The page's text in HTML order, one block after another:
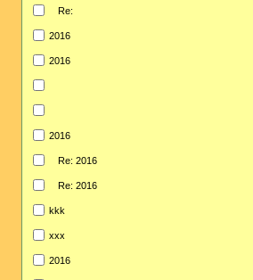
Re:
2016
2016
2016
Re: 2016
Re: 2016
kkk
xxx
2016